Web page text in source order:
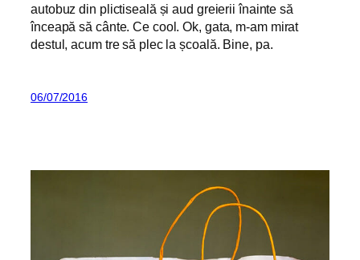
autobuz din plictiseală și aud greierii înainte să
înceapă să cânte. Ce cool. Ok, gata, m-am mirat
destul, acum tre să plec la școală. Bine, pa.
06/07/2016